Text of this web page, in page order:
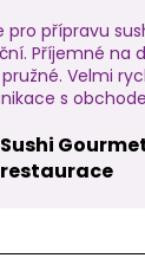
přípravu
Příjemné na
Velmi
s
Sushi
restaurace